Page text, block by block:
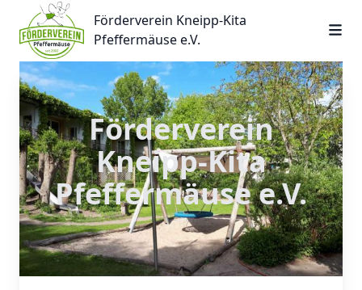
Förderverein Kneipp-Kita Pfeffermäuse e.V.
Förderverein Kneipp-Kita
Pfeffermäuse e.V.
Förderverein
Kneipp-Kita
Pfeffermäuse e.V.